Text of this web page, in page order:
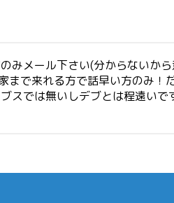
みメール下さい(分からないか
で来れる方で話早い方のみ
スでは無いしデブとは程遠い